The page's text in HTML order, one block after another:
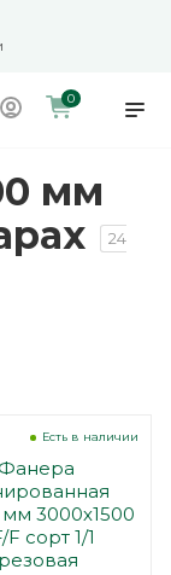
0
мм
24
Есть в наличии